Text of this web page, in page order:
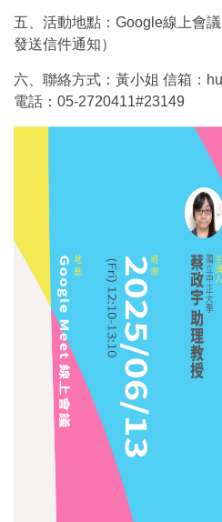
五、活動地點：Google線上會
發送信件通知）
六、聯絡方式：黃小姐 信箱：
電話：05-2720411#23149